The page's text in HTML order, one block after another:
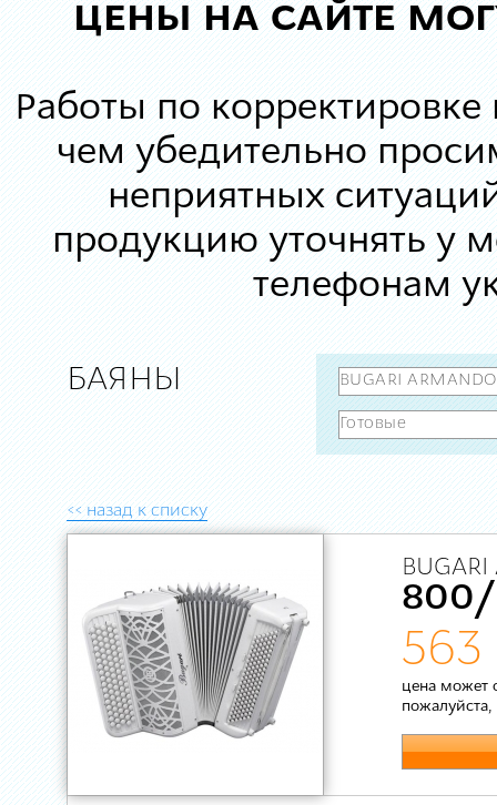
ЦЕНЫ НА САЙТЕ
Работы по корректировке
чем убедительно
неприятных
продукцию уточнять у
телефонам
БАЯНЫ
<< назад к списку
800/
563
цена может
пожалуйста,